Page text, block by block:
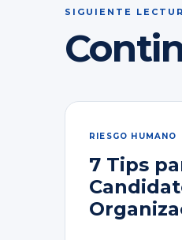
SIGUIENTE
RIESGO HUMANO
7 Tips